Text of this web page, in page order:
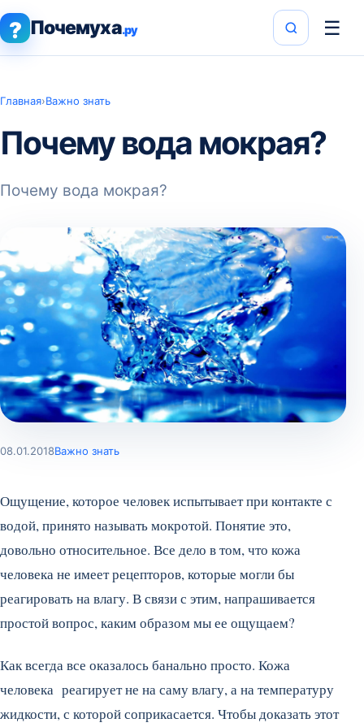
? Почемуха.ру ☰
Главная›Важно знать
Почему вода мокрая?
Почему вода мокрая?
08.01.2018Важно знать
Ощущение, которое человек испытывает при контакте с
водой, принято называть мокротой. Понятие это,
довольно относительное. Все дело в том, что кожа
человека не имеет рецепторов, которые могли бы
реагировать на влагу. В связи с этим, напрашивается
простой вопрос, каким образом мы ее ощущаем?
Как всегда все оказалось банально просто. Кожа
человека реагирует не на саму влагу, а на температуру
жидкости, с которой соприкасается. Чтобы доказать этот